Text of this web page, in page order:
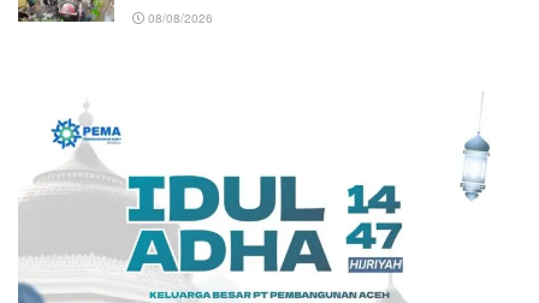
08/08/2026